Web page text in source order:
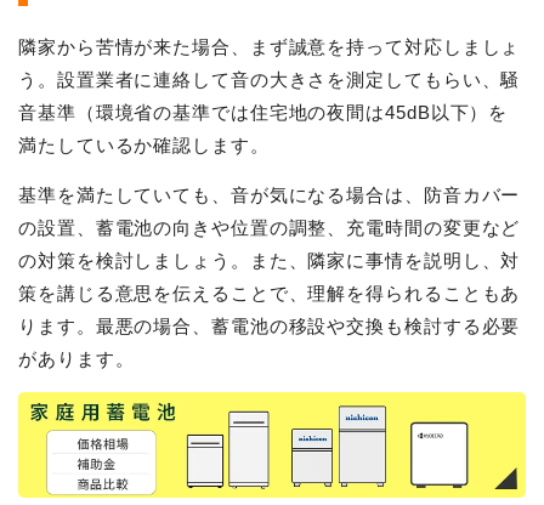
隣家から苦情が来た場合、まず誠意を持って対応しましょ
う。設置業者に連絡して音の大きさを測定してもらい、騒
音基準（環境省の基準では住宅地の夜間は45dB以下）を
満たしているか確認します。
基準を満たしていても、音が気になる場合は、防音カバー
の設置、蓄電池の向きや位置の調整、充電時間の変更など
の対策を検討しましょう。また、隣家に事情を説明し、対
策を講じる意思を伝えることで、理解を得られることもあ
ります。最悪の場合、蓄電池の移設や交換も検討する必要
があります。